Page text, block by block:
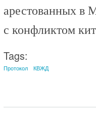
арестованных в
с конфликтом
Tags:
Протокол КВЖД